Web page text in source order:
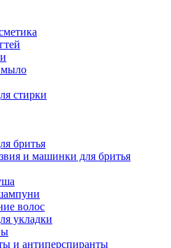
стирки
бритья
и машинки для бритья
волос
укладки
и антиперспиранты